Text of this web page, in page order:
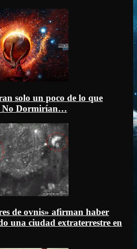
solo un poco de lo que
No Dormirían…
de ovnis» afirman haber
una ciudad extraterrestre en